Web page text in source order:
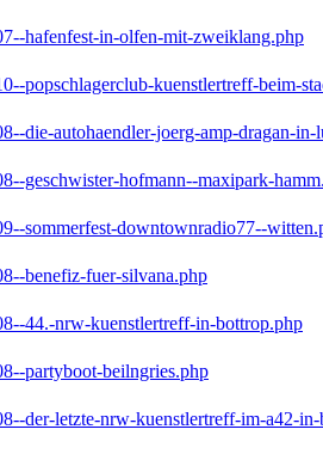
hafenfest-in-olfen-mit-zweiklang.php
popschlagerclub-kuenstlertreff-beim-
die-autohaendler-joerg-amp-dragan-in-
geschwister-hofmann--maxipark-
sommerfest-downtownradio77--
benefiz-fuer-silvana.php
44.-nrw-kuenstlertreff-in-bottrop.php
partyboot-beilngries.php
der-letzte-nrw-kuenstlertreff-im-a42-